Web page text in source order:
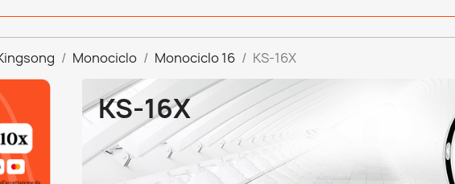
Monociclo Monociclo 16 KS-16X
KS-16X